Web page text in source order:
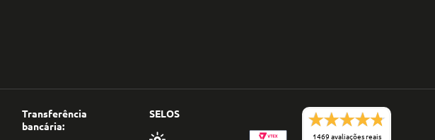
Transferência
bancária:
SELOS
1469 avaliações reais